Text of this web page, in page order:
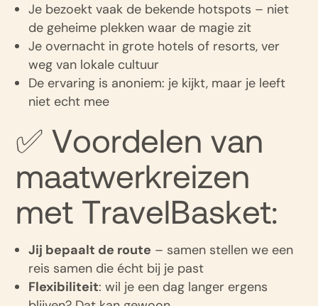
Je bezoekt vaak de bekende hotspots – niet
de geheime plekken waar de magie zit
Je overnacht in grote hotels of resorts, ver
weg van lokale cultuur
De ervaring is anoniem: je kijkt, maar je leeft
niet echt mee
✅ Voordelen van
maatwerkreizen
met TravelBasket:
Jij bepaalt de route – samen stellen we een
reis samen die écht bij je past
Flexibiliteit: wil je een dag langer ergens